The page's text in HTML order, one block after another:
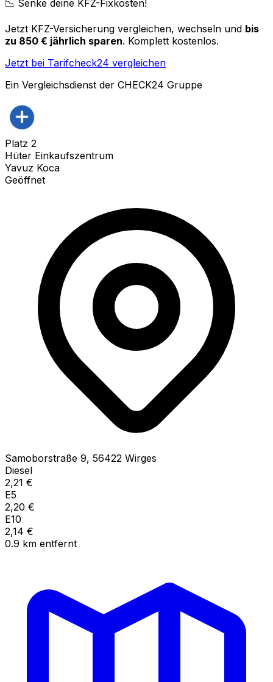
📉 Senke deine KFZ-Fixkosten!
Jetzt KFZ-Versicherung vergleichen, wechseln und bis
zu 850 € jährlich sparen. Komplett kostenlos.
Jetzt bei Tarifcheck24 vergleichen
Ein Vergleichsdienst der CHECK24 Gruppe
Platz 2
Hüter Einkaufszentrum
Yavuz Koca
Geöffnet
Samoborstraße 9, 56422 Wirges
Diesel
2,21 €
E5
2,20 €
E10
2,14 €
0.9 km entfernt